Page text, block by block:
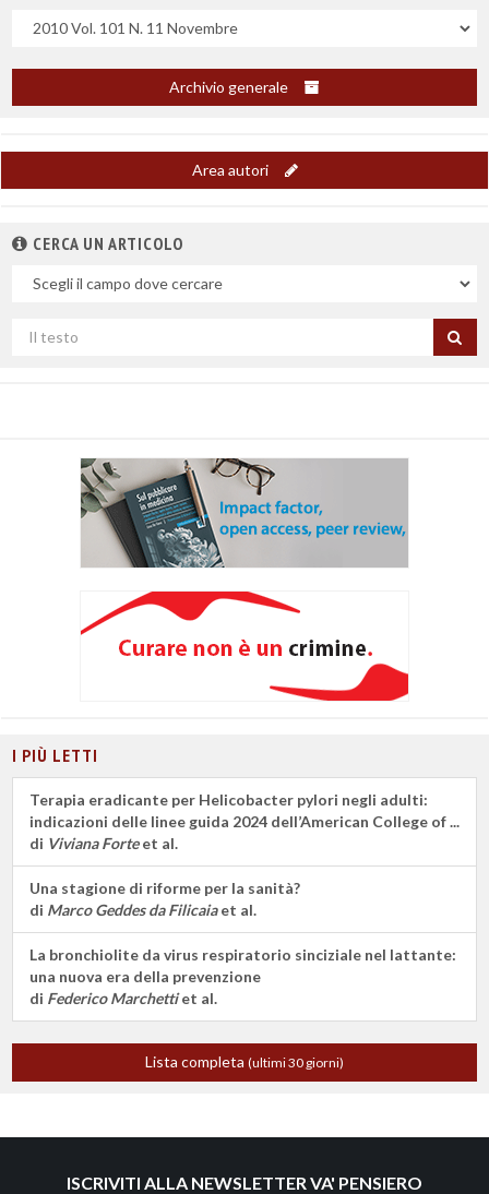
Uscite
Archivio generale
Area autori
CERCA UN ARTICOLO
Nel
Cerca
I PIÙ LETTI
Terapia eradicante per Helicobacter pylori negli adulti:
indicazioni delle linee guida 2024 dell’American College of ...
di Viviana Forteet al.
Una stagione di riforme per la sanità?
di Marco Geddes da Filicaiaet al.
La bronchiolite da virus respiratorio sinciziale nel lattante:
una nuova era della prevenzione
di Federico Marchettiet al.
Lista completa (ultimi 30 giorni)
ISCRIVITI ALLA NEWSLETTER VA' PENSIERO